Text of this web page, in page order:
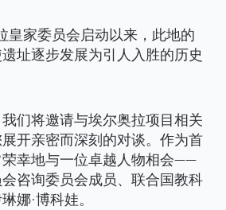
皇家委员会启动以来，此地的
址逐步发展为引人入胜的历史
们将邀请与埃尔奥拉项目相关
开亲密而深刻的对谈。作为首
幸地与一位卓越人物相会——
咨询委员会成员、联合国教科
娜·博科娃。